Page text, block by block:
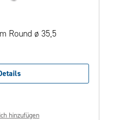
Round ø 35,5
hinzufügen